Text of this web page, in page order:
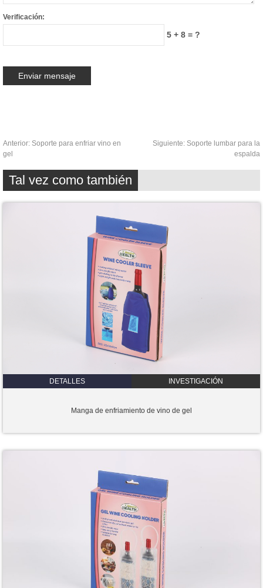
Verificación:
5 + 8 = ?
Anterior: Soporte para enfriar vino en
gel
Siguiente: Soporte lumbar para la
espalda
Tal vez como también
DETALLES INVESTIGACIÓN
Manga de enfriamiento de vino de gel